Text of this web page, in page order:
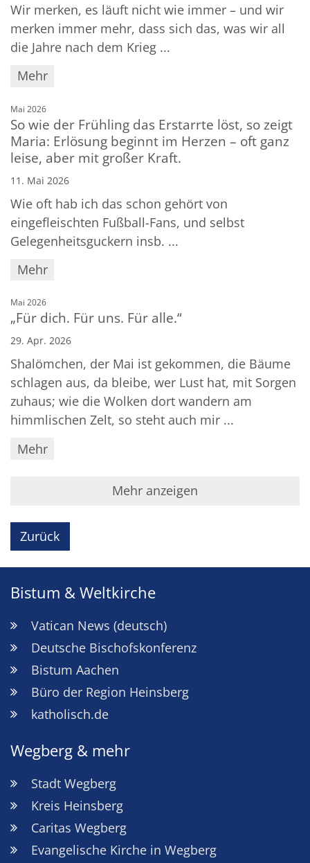
Wir merken, es läuft nicht wie immer – und wir
merken immer mehr, dass sich das, was wir all
die Jahre nach dem Krieg ...
Mehr
Mai 2026:
So wie der Frühling das Erstarrte löst, so zeigt
Maria: Erlösung beginnt im Herzen – oft ganz
leise, aber mit großer Kraft.
11. Mai 2026
Wie oft hab ich das schon gehört von
eingefleischten Fußball-Fans, und selbst
Gelegenheitsguckern insb. ...
Mehr
Mai 2026:
„Für dich. Für uns. Für alle.“
29. Apr. 2026
Shalömchen, der Mai ist gekommen, die Bäume
schlagen aus, da bleibe, wer Lust hat, mit Sorgen
zuhaus; wie die Wolken dort wandern am
himmlischen Zelt, so steht auch mir ...
Mehr
Mehr anzeigen
Zurück
Bistum & Weltkirche
Vatican News (deutsch)
Deutsche Bischofskonferenz
Bistum Aachen
Büro der Region Heinsberg
katholisch.de
Wegberg & mehr
Stadt Wegberg
Kreis Heinsberg
Caritas Wegberg
Evangelische Kirche in Wegberg